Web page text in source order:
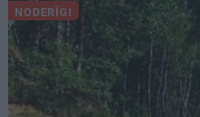
NODERĪGI